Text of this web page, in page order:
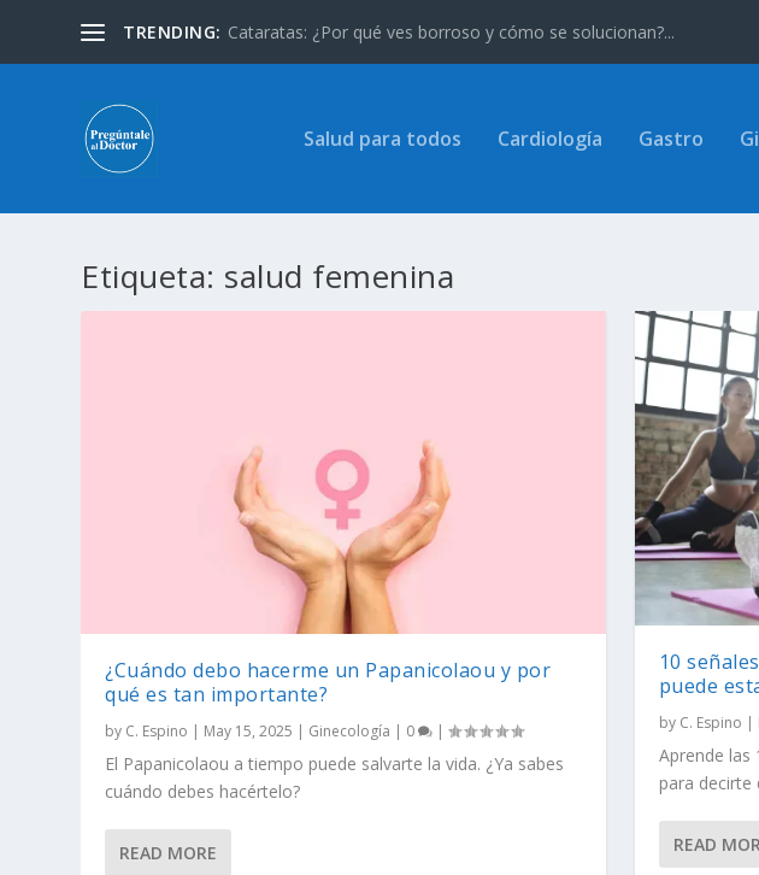
TRENDING: Cataratas: ¿Por qué ves borroso y cómo se solucionan?...
Salud para todos Cardiología Gastro
Etiqueta: salud femenina
¿Cuándo debo hacerme un Papanicolaou y por
qué es tan importante?
by C. Espino | May 15, 2025 | Ginecología | 0 |
El Papanicolaou a tiempo puede salvarte la vida. ¿Ya sabes
cuándo debes hacértelo?
READ MORE
10
puede
by C. Espino
Aprende las
para decirte
READ